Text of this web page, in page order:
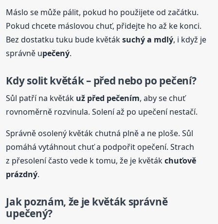
Máslo se může pálit, pokud ho použijete od začátku.
Pokud chcete máslovou chuť, přidejte ho až ke konci.
Bez dostatku tuku bude květáksuchý a mdlý, i když je
správně upečený.
Kdy solit květák – před nebo po pečení?
Sůl patří na květák už před pečením, aby se chuť
rovnoměrně rozvinula. Solení až po upečení nestačí.
Správně osolený květák chutná plně a ne ploše. Sůl
pomáhá vytáhnout chuť a podpořit opečení. Strach
z přesolení často vede k tomu, že je květákchuťově
prázdný.
Jak poznám, že je květák správně
upečený?